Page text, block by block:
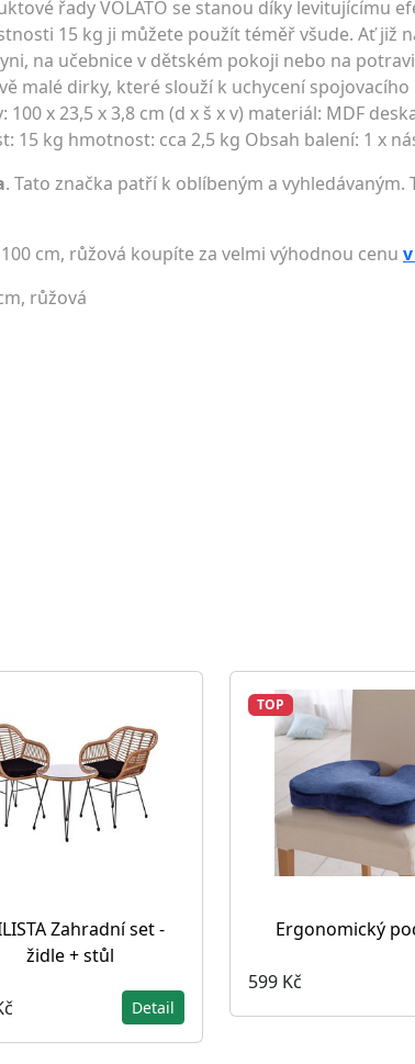
řady VOLATO se stanou díky levitujícímu
15 kg ji můžete použít téměř všude. Ať již
na učebnice v dětském pokoji nebo na
malé dirky, které slouží k uchycení
x 23,5 x 3,8 cm (d x š x v) materiál: MDF
15 kg hmotnost: cca 2,5 kg Obsah balení: 1 x
. Tato značka patří k oblíbeným a vyhledávaným.
cm, růžová koupíte za velmi výhodnou cenu
růžová
Zahradní set -
židle + stůl
Detail
TOP
Ergonomický
599 Kč